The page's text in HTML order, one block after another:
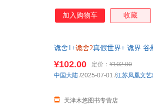
加入购物车 收藏
诡舍1+诡舍2真假世界+ 诡界.谷
¥102.00 定价： ¥102.00
天津木悠图书专营店
中国大陆 /2025-07-01 /江苏凤凰文